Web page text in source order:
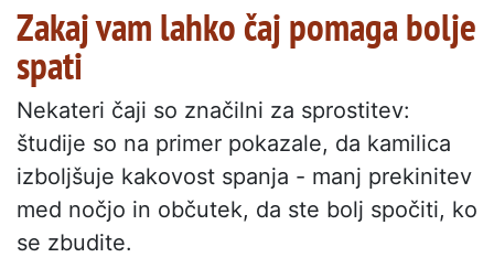
Zakaj vam lahko čaj pomaga bolje
spati
Nekateri čaji so značilni za sprostitev:
študije so na primer pokazale, da kamilica
izboljšuje kakovost spanja - manj prekinitev
med nočjo in občutek, da ste bolj spočiti, ko
se zbudite.